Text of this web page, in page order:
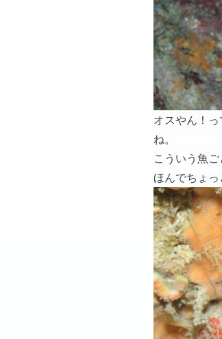
オスやん！
ね。
こういう魚
ほんでちょ